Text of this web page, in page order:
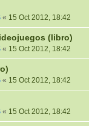
« 15 Oct 2012, 18:42
(libro)
« 15 Oct 2012, 18:42
« 15 Oct 2012, 18:42
« 15 Oct 2012, 18:42